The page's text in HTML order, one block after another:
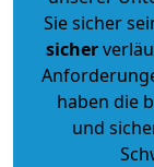
Sie sicher
sicher
haben die
und